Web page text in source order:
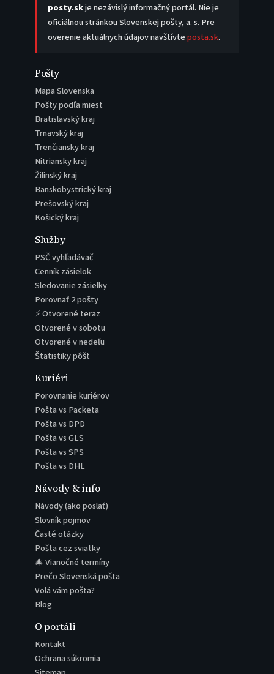
posty.skje nezávislý informačný portál. Nie je
oficiálnou stránkou Slovenskej pošty, a. s. Pre
overenie aktuálnych údajov navštívteposta.sk.
Pošty
Mapa Slovenska
Pošty podľa miest
Bratislavský kraj
Trnavský kraj
Trenčiansky kraj
Nitriansky kraj
Žilinský kraj
Banskobystrický kraj
Prešovský kraj
Košický kraj
Služby
PSČ vyhľadávač
Cenník zásielok
Sledovanie zásielky
Porovnať 2 pošty
⚡ Otvorené teraz
Otvorené v sobotu
Otvorené v nedeľu
Štatistiky pôšt
Kuriéri
Porovnanie kuriérov
Pošta vs Packeta
Pošta vs DPD
Pošta vs GLS
Pošta vs SPS
Pošta vs DHL
Návody & info
Návody (ako poslať)
Slovník pojmov
Časté otázky
Pošta cez sviatky
🎄 Vianočné termíny
Prečo Slovenská pošta
Volá vám pošta?
Blog
O portáli
Kontakt
Ochrana súkromia